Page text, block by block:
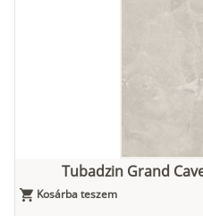
Tubadzin Grand
Kosárba teszem